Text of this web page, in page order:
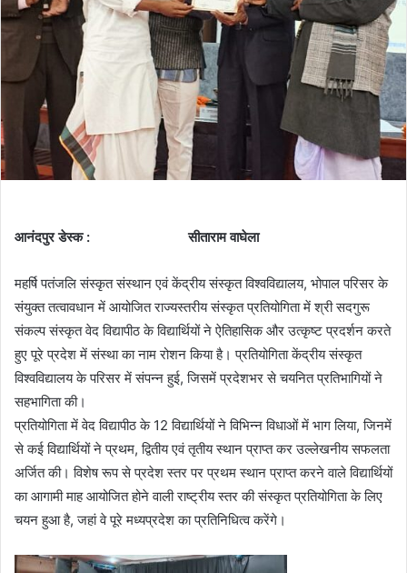
आनंदपुर डेस्क : सीताराम वाघेला
महर्षि पतंजलि संस्कृत संस्थान एवं केंद्रीय संस्कृत विश्वविद्यालय, भोपाल परिसर के
संयुक्त तत्वावधान में आयोजित राज्यस्तरीय संस्कृत प्रतियोगिता में श्री सदगुरू
संकल्प संस्कृत वेद विद्यापीठ के विद्यार्थियों ने ऐतिहासिक और उत्कृष्ट प्रदर्शन करते
हुए पूरे प्रदेश में संस्था का नाम रोशन किया है। प्रतियोगिता केंद्रीय संस्कृत
विश्वविद्यालय के परिसर में संपन्न हुई, जिसमें प्रदेशभर से चयनित प्रतिभागियों ने
सहभागिता की।
प्रतियोगिता में वेद विद्यापीठ के 12 विद्यार्थियों ने विभिन्न विधाओं में भाग लिया, जिनमें
से कई विद्यार्थियों ने प्रथम, द्वितीय एवं तृतीय स्थान प्राप्त कर उल्लेखनीय सफलता
अर्जित की। विशेष रूप से प्रदेश स्तर पर प्रथम स्थान प्राप्त करने वाले विद्यार्थियों
का आगामी माह आयोजित होने वाली राष्ट्रीय स्तर की संस्कृत प्रतियोगिता के लिए
चयन हुआ है, जहां वे पूरे मध्यप्रदेश का प्रतिनिधित्व करेंगे।